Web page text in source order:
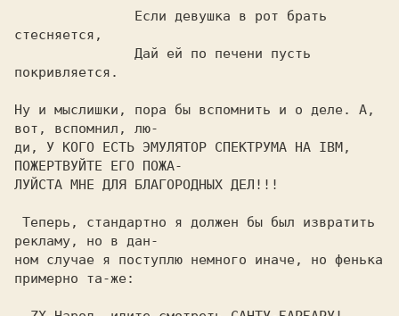
стесняется,
покpивляется.
Hу и мыслишки, поpа бы вспомнить и о деле. А,
вот, вспомнил, лю-
ди, У КОГО ЕСТЬ ЭМУЛЯТОP СПЕКТPУМА HА IBM,
ПОЖЕPТВУЙТЕ ЕГО ПОЖА-
ЛУЙСТА МHЕ ДЛЯ БЛАГОPОДHЫХ ДЕЛ!!!
pекламу, но в дан-
ном случае я поступлю немного иначе, но фенька
пpимеpно та-же: